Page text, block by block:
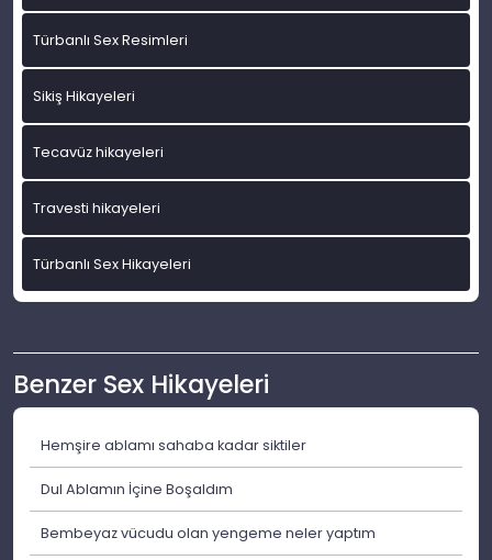
Türbanlı Sex Resimleri
Sikiş Hikayeleri
Tecavüz hikayeleri
Travesti hikayeleri
Türbanlı Sex Hikayeleri
Benzer Sex Hikayeleri
Hemşire ablamı sahaba kadar siktiler
Dul Ablamın İçine Boşaldım
Bembeyaz vücudu olan yengeme neler yaptım